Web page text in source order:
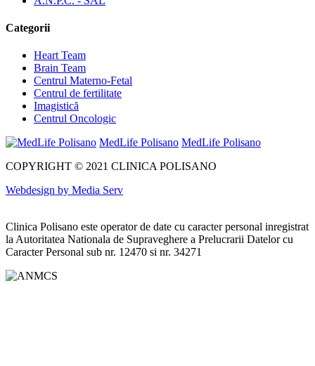
Categorii
Heart Team
Brain Team
Centrul Materno-Fetal
Centrul de fertilitate
Imagistică
Centrul Oncologic
MedLife Polisano MedLife Polisano
COPYRIGHT © 2021 CLINICA POLISANO
Webdesign by Media Serv
Clinica Polisano este operator de date cu caracter personal inregistrat
la Autoritatea Nationala de Supraveghere a Prelucrarii Datelor cu
Caracter Personal sub nr. 12470 si nr. 34271